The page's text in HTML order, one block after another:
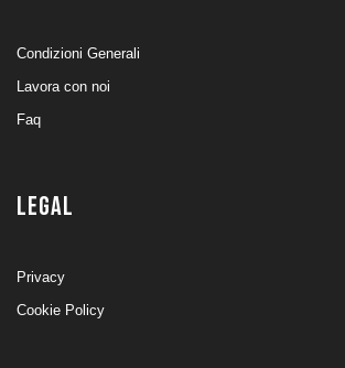
Condizioni Generali
Lavora con noi
Faq
LEGAL
Privacy
Cookie Policy